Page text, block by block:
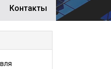
Контакты